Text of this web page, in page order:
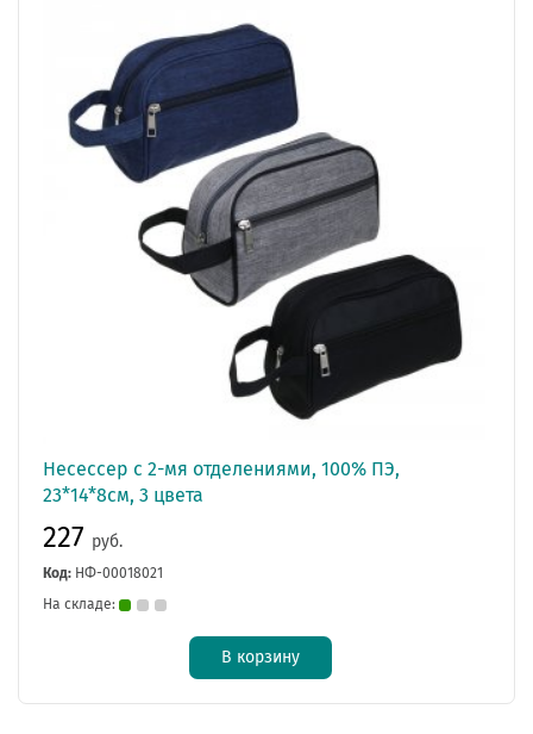
Несессер с 2-мя отделениями, 100% ПЭ,
23*14*8см, 3 цвета
227 руб.
Код: НФ-00018021
На складе:
В корзину